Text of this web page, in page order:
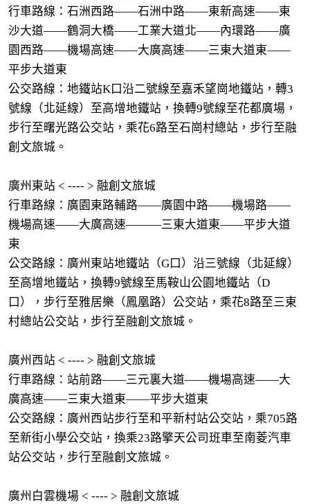
行車路線：石洲西路——石洲中路——東新高速——東
沙大道——鶴洞大橋——工業大道北——內環路——廣
園西路——機場高速——大廣高速——三東大道東——
平步大道東
公交路線：地鐵站K口沿二號線至嘉禾望崗地鐵站，轉3
號線（北延線）至高增地鐵站，換轉9號線至花都廣場，
步行至曙光路公交站，乘花6路至石崗村總站，步行至融
創文旅城。
廣州東站 < ---- > 融創文旅城
行車路線：廣園東路輔路——廣園中路——機場路——
機場高速——大廣高速———三東大道東——平步大道
東
公交路線：廣州東站地鐵站（G口）沿三號線（北延線）
至高增地鐵站，換轉9號線至馬鞍山公園地鐵站（D
口），步行至雅居樂（鳳凰路）公交站，乘花8路至三東
村總站公交站，步行至融創文旅城。
廣州西站 < ---- > 融創文旅城
行車路線：站前路——三元裏大道——機場高速——大
廣高速——三東大道東——平步大道東
公交路線：廣州西站步行至和平新村站公交站，乘705路
至新街小學公交站，換乘23路擎天公司班車至南菱汽車
站公交站，步行至融創文旅城。
廣州白雲機場 < ---- > 融創文旅城